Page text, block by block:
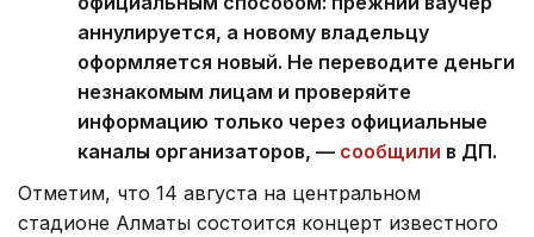
аннулируется, а новому владельцу
оформляется новый. Не переводите деньги
незнакомым лицам и проверяйте
информацию только через официальные
каналы организаторов, — сообщили в ДП.
Отметим, что 14 августа на центральном
стадионе Алматы состоится концерт известного